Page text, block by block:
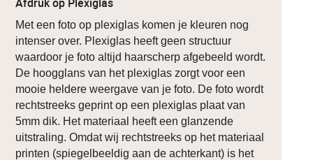
Met een foto op plexiglas komen je kleuren nog
intenser over. Plexiglas heeft geen structuur
waardoor je foto altijd haarscherp afgebeeld wordt.
De hoogglans van het plexiglas zorgt voor een
mooie heldere weergave van je foto. De foto wordt
rechtstreeks geprint op een plexiglas plaat van
5mm dik. Het materiaal heeft een glanzende
uitstraling. Omdat wij rechtstreeks op het materiaal
printen (spiegelbeeldig aan de achterkant) is het